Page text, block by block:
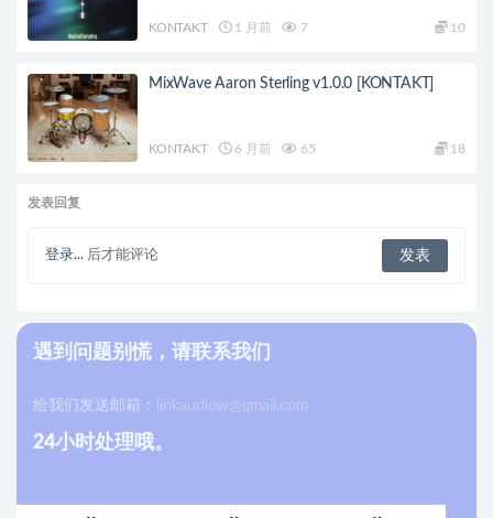
KONTAKT 1 月前 7 10
MixWave Aaron Sterling v1.0.0 [KONTAKT]
KONTAKT 6 月前 65 18
发表回复
登录... 后才能评论
遇到问题别慌，请联系我们
给我们发送邮箱： linkaudiow@gmail.com
24小时处理哦。